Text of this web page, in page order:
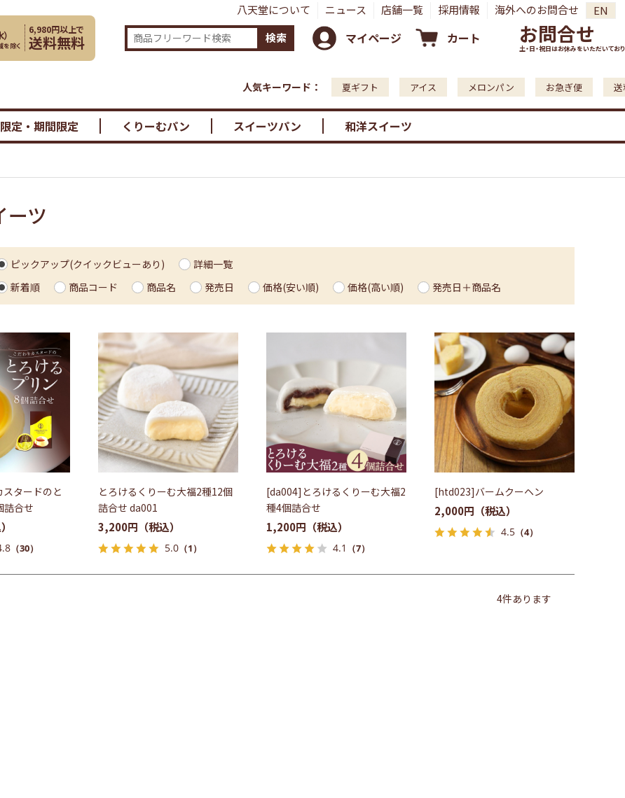
八天堂について ニュース 店舗一覧 採用情報 海外へのお問合せ EN
）
を除く
6,980円以上で
送料無料 検索 マイページ カート お問合せ
土・日・祝日はお休みをいただいており
人気キーワード： 夏ギフト アイス メロンパン お急ぎ便
定・期間限定 くりーむパン スイーツパン 和洋スイーツ
ーツ
ピックアップ(クイックビューあり)
詳細一覧
新着順 商品コード 商品名 発売日 価格(安い順) 価格(高い順) 発売日＋商品名
タードのと
詰合せ
（30）
とろけるくりーむ大福2種12個
詰合せ da001
3,200円
5.0 （1）
[da004]とろけるくりーむ大福2
種4個詰合せ
1,200円
4.1 （7）
[htd023]バームクーヘン
2,000円
4.5 （4）
4件あります